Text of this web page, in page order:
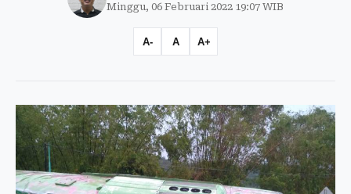
Minggu, 06 Februari 2022 19:07 WIB
A- A A+